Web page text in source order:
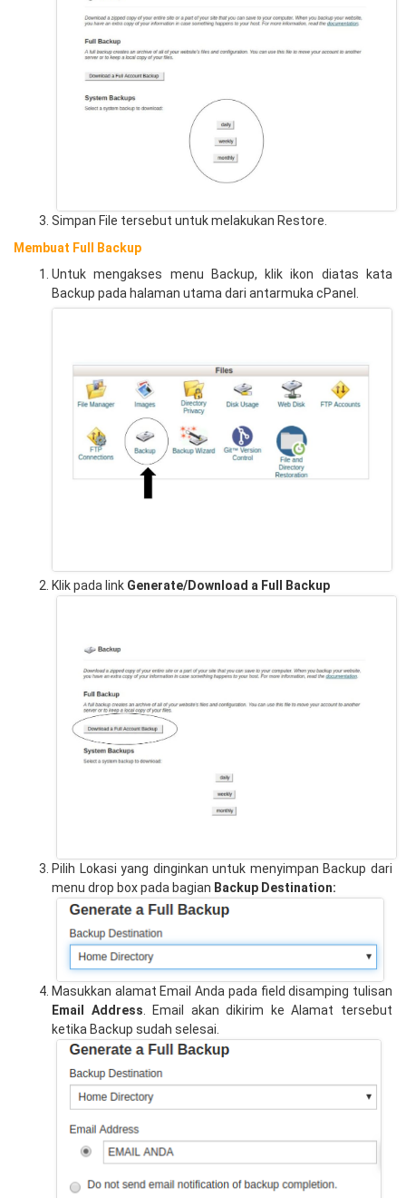
Simpan File tersebut untuk melakukan Restore.
Membuat Full Backup
Untuk mengakses menu Backup, klik ikon diatas kata
Backup pada halaman utama dari antarmuka cPanel.
Klik pada link Generate/Download a Full Backup
Pilih Lokasi yang dinginkan untuk menyimpan Backup dari
menu drop box pada bagian Backup Destination:
Masukkan alamat Email Anda pada field disamping tulisan
Email Address . Email akan dikirim ke Alamat tersebut
ketika Backup sudah selesai.